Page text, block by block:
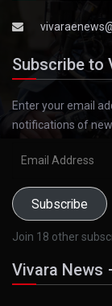
Subscribe to
Enter your email
notifications of new
Subscribe
Join 18 other
Vivara News